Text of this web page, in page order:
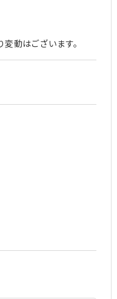
動はございます。